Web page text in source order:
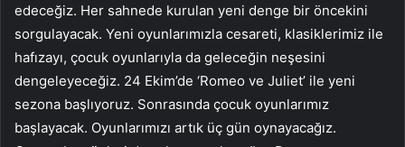
edeceğiz. Her sahnede kurulan yeni denge bir öncekini
sorgulayacak. Yeni oyunlarımızla cesareti, klasiklerimiz ile
hafızayı, çocuk oyunlarıyla da geleceğin neşesini
dengeleyeceğiz. 24 Ekim’de ‘Romeo ve Juliet’ ile yeni
sezona başlıyoruz. Sonrasında çocuk oyunlarımız
başlayacak. Oyunlarımızı artık üç gün oynayacağız.